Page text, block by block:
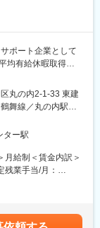
から最前線で活躍
る人事評価によっ
や希望職種へのチ
画年休含む年間休
います。
境が整っておりま
ポート企業として
均有給休暇取得日
丸の内2-1-33 東建
舞線／丸の内駅受
定める事業所
ター駅
月給制＜賃金内訳＞
業手当/月：
す。月給(月額)は固